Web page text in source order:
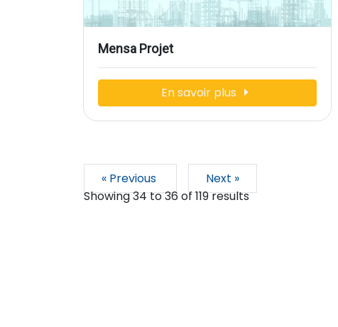
Mensa Projet
En savoir plus
« Previous
Next »
Showing34to36 of119results